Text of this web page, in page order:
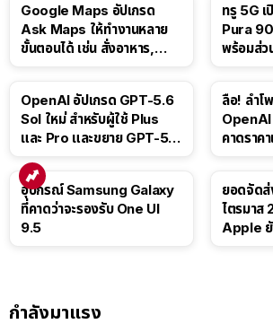
Google Maps อัปเกรด
Ask Maps ให้ทำงานหลาย
ขั้นตอนได้ เช่น สั่งอาหาร,
ทรู 5G
Pura
พร้อมส่ว
OpenAI อัปเกรด GPT-5.6
Sol ใหม่ สำหรับผู้ใช้ Plus
และ Pro และขยาย GPT-5.6
ลือ! ลำโ
OpenAI
คาดราค
อุปกรณ์ Samsung Galaxy
ที่คาดว่าจะรองรับ One UI
9.5
ยอดจัดส่
ไตรมาส
Apple
กำลังมาแรง